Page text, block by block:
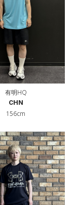
有明HQ
CHN
156cm